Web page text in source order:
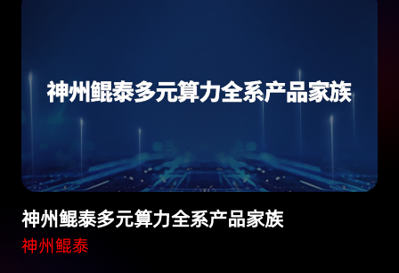
神州鲲泰多元算力全系产品家族
神州鲲泰